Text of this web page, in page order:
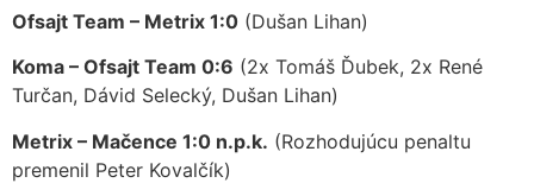
Ofsajt Team – Metrix 1:0 (Dušan Lihan)
Koma – Ofsajt Team 0:6 (2x Tomáš Ďubek, 2x René
Turčan, Dávid Selecký, Dušan Lihan)
Metrix – Mačence 1:0 n.p.k. (Rozhodujúcu penaltu
premenil Peter Kovalčík)